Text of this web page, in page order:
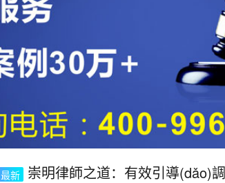
最新 崇明律師之道：有效引導